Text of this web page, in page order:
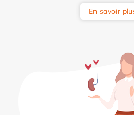
En savoir